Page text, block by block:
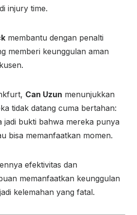
injury time.
membantu dengan penalti
memberi keunggulan aman
Can Uzun menunjukkan
tidak datang cuma bertahan:
jadi bukti bahwa mereka punya
bisa memanfaatkan momen.
efektivitas dan
memanfaatkan keunggulan
kelemahan yang fatal.